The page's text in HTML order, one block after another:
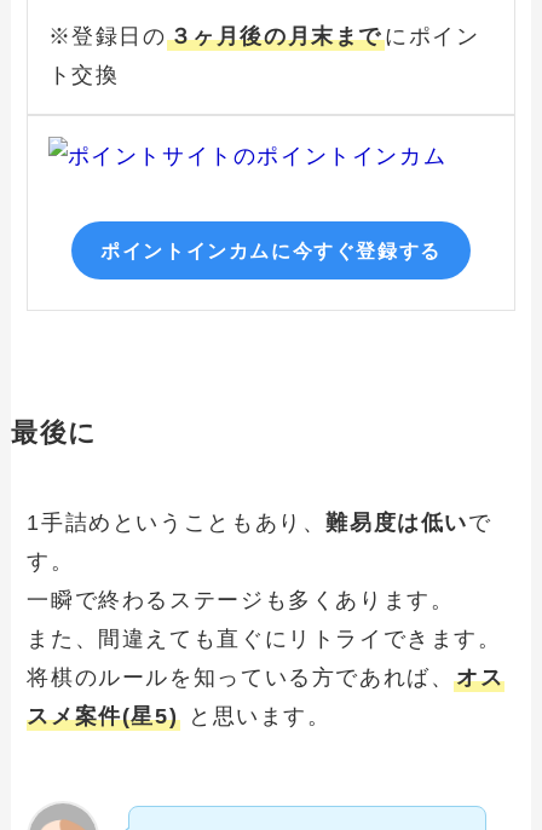
※登録日の３ヶ月後の月末までにポイン
ト交換
ポイントインカムに今すぐ登録する
最後に
1手詰めということもあり、難易度は低いで
す。
一瞬で終わるステージも多くあります。
また、間違えても直ぐにリトライできます。
将棋のルールを知っている方であれば、オス
スメ案件(星5) と思います。